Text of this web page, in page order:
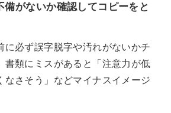
備がないか確認してコピーをと
に必ず誤字脱字や汚れがないかチ
書類にミスがあると「注意力が低
なさそう」などマイナスイメージ